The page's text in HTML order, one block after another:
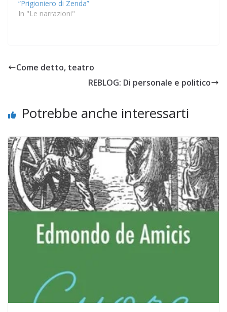
“Prigioniero di Zenda”
In "Le narrazioni"
Come detto, teatro
REBLOG: Di personale e politico
Potrebbe anche interessarti